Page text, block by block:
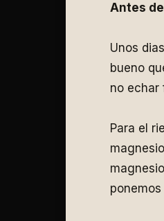
Antes
Unos
bueno
no echar
Para el